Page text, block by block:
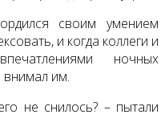
своим умением
и когда коллеги и
ночных
внимал им.
не снилось? – пытали